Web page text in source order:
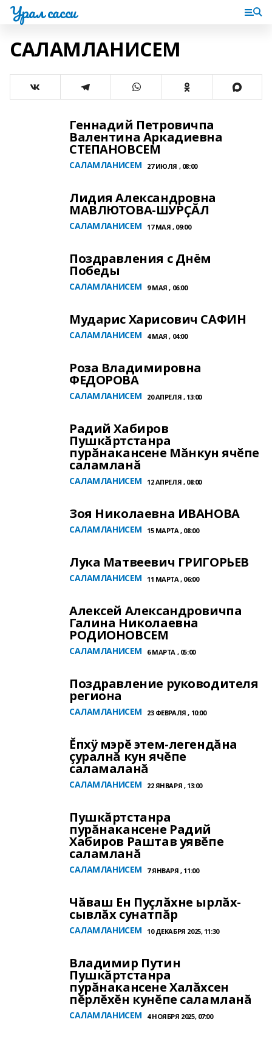
Урал сасси
САЛАМЛАНИСЕМ
Геннадий Петровичпа
Валентина Аркадиевна
СТЕПАНОВСЕМ
САЛАМЛАНИСЕМ 27 ИЮЛЯ , 08:00
Лидия Александровна
МАВЛЮТОВА-ШУРÇĂЛ
САЛАМЛАНИСЕМ 17 МАЯ , 09:00
Поздравления с Днём
Победы
САЛАМЛАНИСЕМ 9 МАЯ , 06:00
Мударис Харисович САФИН
САЛАМЛАНИСЕМ 4 МАЯ , 04:00
Роза Владимировна
ФЕДОРОВА
САЛАМЛАНИСЕМ 20 АПРЕЛЯ , 13:00
Радий Хабиров
Пушкăртстанра
пурăнакансене Мăнкун ячĕпе
саламланă
САЛАМЛАНИСЕМ 12 АПРЕЛЯ , 08:00
Зоя Николаевна ИВАНОВА
САЛАМЛАНИСЕМ 15 МАРТА , 08:00
Лука Матвеевич ГРИГОРЬЕВ
САЛАМЛАНИСЕМ 11 МАРТА , 06:00
Алексей Александровичпа
Галина Николаевна
РОДИОНОВСЕМ
САЛАМЛАНИСЕМ 6 МАРТА , 05:00
Поздравление руководителя
региона
САЛАМЛАНИСЕМ 23 ФЕВРАЛЯ , 10:00
Ĕпхÿ мэрĕ этем-легендăна
çуралнă кун ячĕпе
саламаланă
САЛАМЛАНИСЕМ 22 ЯНВАРЯ , 13:00
Пушкăртстанра
пурăнакансене Радий
Хабиров Раштав уявĕпе
саламланă
САЛАМЛАНИСЕМ 7 ЯНВАРЯ , 11:00
Чăваш Ен Пуçлăхне ырлăх-
сывлăх сунатпăр
САЛАМЛАНИСЕМ 10 ДЕКАБРЯ 2025, 11:30
Владимир Путин
Пушкăртстанра
пурăнакансене Халăхсен
пĕрлĕхĕн кунĕпе саламланă
САЛАМЛАНИСЕМ 4 НОЯБРЯ 2025, 07:00